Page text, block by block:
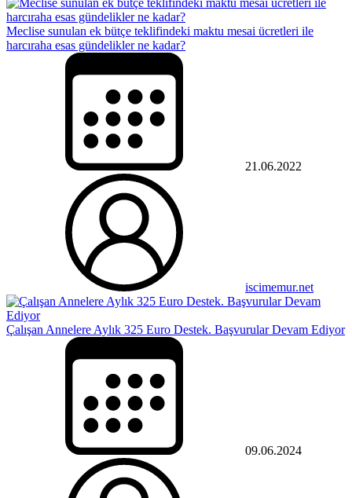
Meclise sunulan ek bütçe teklifindeki maktu mesai ücretleri ile
harcıraha esas gündelikler ne kadar?
21.06.2022
iscimemur.net
Çalışan Annelere Aylık 325 Euro Destek. Başvurular Devam Ediyor
09.06.2024